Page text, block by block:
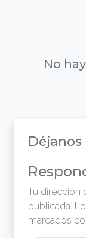
No
Tu dirección
publicada.
marcados